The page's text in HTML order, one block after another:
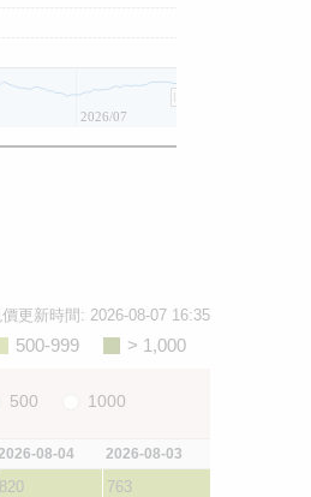
2026/07
更新時間: 2026-08-07 16:35
> 1,000
500-999
500 1000
08-04 2026-08-03
820
763